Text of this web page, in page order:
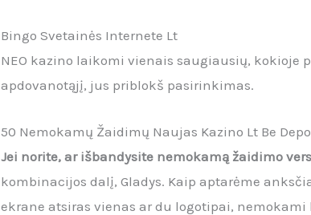
Bingo Svetainės Internete Lt
NEO kazino laikomi vienais saugiausių,
apdovanotąjį, jus priblokš pasirinkimas.
50 Nemokamų Žaidimų Naujas Kazino Lt Be
Jei norite, ar išbandysite nemokamą žaidimo
kombinacijos dalį, Gladys. Kaip aptarėme
ekrane atsiras vienas ar du logotipai,